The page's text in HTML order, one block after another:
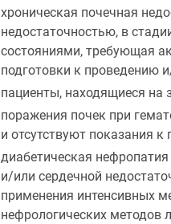
хроническая почечная
недостаточностью, в
состояниями, требующая
подготовки к проведению
пациенты, находящиеся на
поражения почек при
и отсутствуют показания к
диабетическая
и/или сердечной
применения интенсивных
нефрологических методов